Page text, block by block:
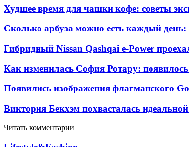
Худшее время для чашки кофе: советы
Сколько арбуза можно есть каждый день:
Гибридный Nissan Qashqai e-Power
Как изменилась София Ротару: появилось
Появились изображения флагманского
Виктория Бекхэм похвасталась
Читать комментарии